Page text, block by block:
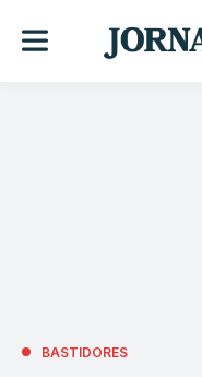
BASTIDORES